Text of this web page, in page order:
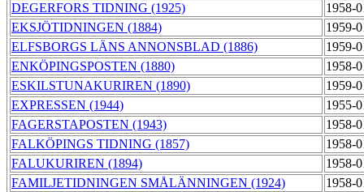
DEGERFORS TIDNING (1925)
1958-
EKSJÖTIDNINGEN (1884)
1959-
ELFSBORGS LÄNS ANNONSBLAD (1886)
1959-
ENKÖPINGSPOSTEN (1880)
1958-
ESKILSTUNAKURIREN (1890)
1959-
EXPRESSEN (1944)
1955-
FAGERSTAPOSTEN (1943)
1958-
FALKÖPINGS TIDNING (1857)
1958-
FALUKURIREN (1894)
1958-
FAMILJETIDNINGEN SMÅLÄNNINGEN (1924)
1958-